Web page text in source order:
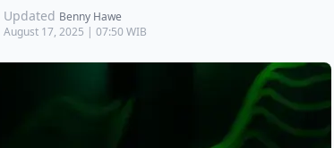
Updated Benny Hawe
August 17, 2025 | 07:50 WIB